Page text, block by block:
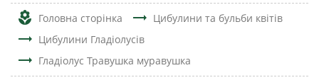
local_florist Головна сторінка trending_flat Цибулини та бульби квітів
trending_flat Цибулини Гладіолусів
trending_flat Гладіолус Травушка муравушка